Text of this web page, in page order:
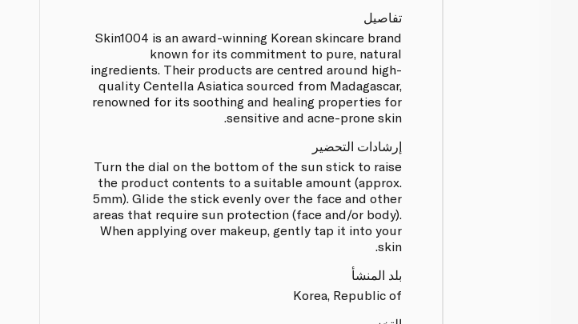
تفاصيل
Skin1004 is an award-winning Korean skincare brand
known for its commitment to pure, natural
ingredients. Their products are centred around high-
quality Centella Asiatica sourced from Madagascar,
renowned for its soothing and healing properties for
sensitive and acne-prone skin.
إرشادات التحضير
Turn the dial on the bottom of the sun stick to raise
the product contents to a suitable amount (approx.
5mm). Glide the stick evenly over the face and other
areas that require sun protection (face and/or body).
When applying over makeup, gently tap it into your
skin.
بلد المنشأ
Korea, Republic of